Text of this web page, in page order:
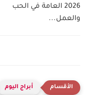
2026 العامة في الحب
والعمل...
أبراج اليوم